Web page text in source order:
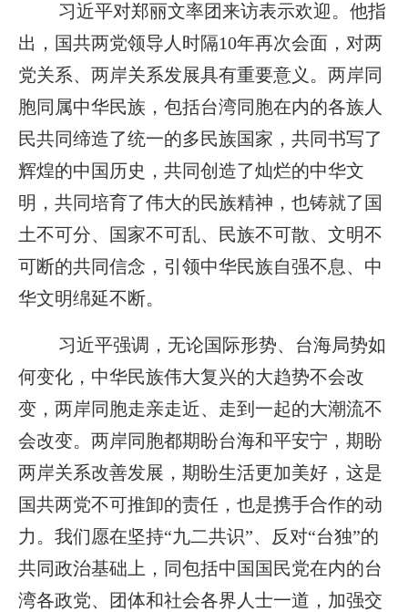
习近平对郑丽文率团来访表示欢迎。他指
出，国共两党领导人时隔10年再次会面，对两
党关系、两岸关系发展具有重要意义。两岸同
胞同属中华民族，包括台湾同胞在内的各族人
民共同缔造了统一的多民族国家，共同书写了
辉煌的中国历史，共同创造了灿烂的中华文
明，共同培育了伟大的民族精神，也铸就了国
土不可分、国家不可乱、民族不可散、文明不
可断的共同信念，引领中华民族自强不息、中
华文明绵延不断。
习近平强调，无论国际形势、台海局势如
何变化，中华民族伟大复兴的大趋势不会改
变，两岸同胞走亲走近、走到一起的大潮流不
会改变。两岸同胞都期盼台海和平安宁，期盼
两岸关系改善发展，期盼生活更加美好，这是
国共两党不可推卸的责任，也是携手合作的动
力。我们愿在坚持“九二共识”、反对“台独”的
共同政治基础上，同包括中国国民党在内的台
湾各政党、团体和社会各界人士一道，加强交